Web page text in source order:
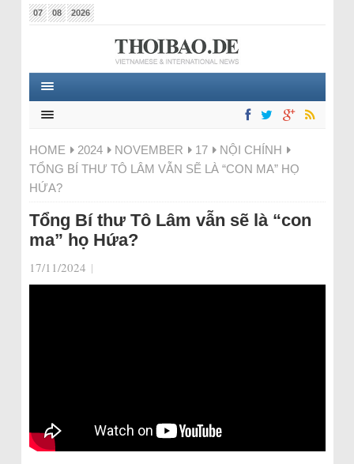
07 08 2026
HOME 2024 NOVEMBER 17
NỘI CHÍNH
TỔNG BÍ THƯ TÔ LÂM VẪN SẼ LÀ “CON MA” HỌ
HỨA?
Tổng Bí thư Tô Lâm vẫn sẽ là “con
ma” họ Hứa?
17/11/2024 |